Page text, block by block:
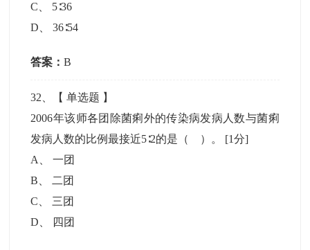
C
5∶36
D 、36∶54
答案：B
32 、【单选题 】
2006年该师各团除菌痢外的传染病发病人数与菌痢
发病人数的比例最接近5∶2的是（ ）。 [1分]
A
、一团
B
二团
C
三团
D
四团